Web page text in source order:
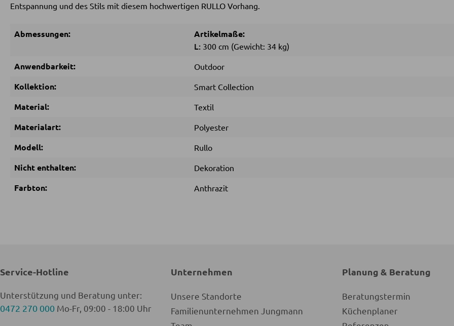
Entspannung und des Stils mit diesem hochwertigen RULLO Vorhang.
Abmessungen: Artikelmaße:
L: 300 cm (Gewicht: 34 kg)
Anwendbarkeit: Outdoor
Kollektion: Smart Collection
Material: Textil
Materialart: Polyester
Modell: Rullo
Nicht enthalten: Dekoration
Farbton: Anthrazit
Service-Hotline
Unterstützung und Beratung unter:
0472 270 000 Mo-Fr, 09:00 - 18:00 Uhr
Unternehmen
Unsere Standorte
Familienunternehmen Jungmann
Planung & Beratung
Beratungstermin
Küchenplaner